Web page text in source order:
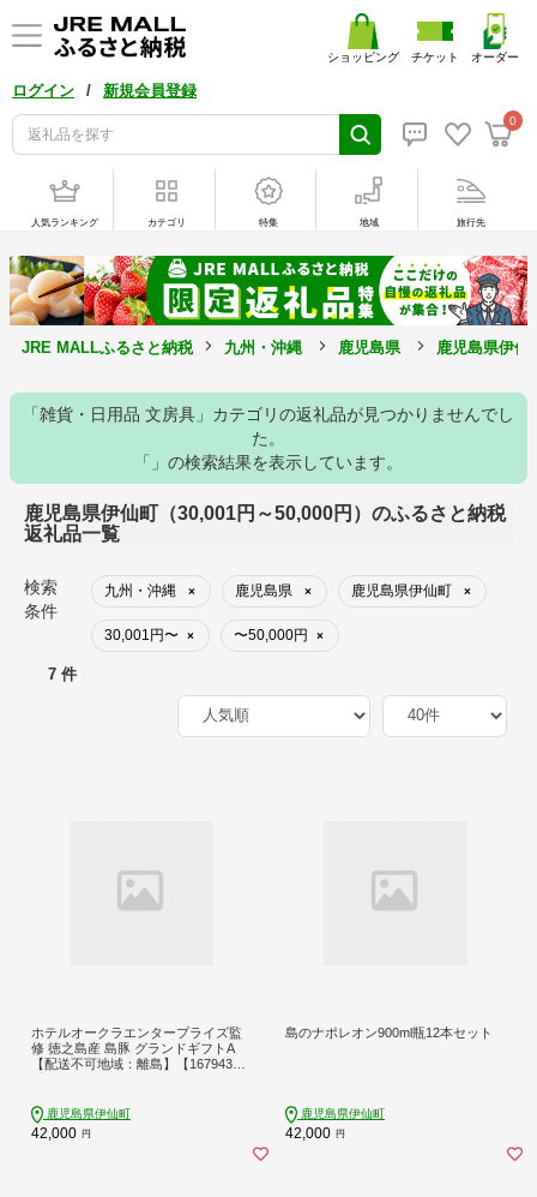
ログイン / 新規会員登録
0
ショッピング チケット オーダー
人気ランキング カテゴリ 特集 地域 旅行先
JRE MALLふるさと納税 九州・沖縄 鹿児島県 鹿児島県伊仙
「雑貨・日用品 文房具」カテゴリの返礼品が見つかりませんでし
た。
「」の検索結果を表示しています。
鹿児島県伊仙町（30,001円～50,000円）のふるさと納税
返礼品一覧
検索
条件
九州・沖縄 × 鹿児島県 × 鹿児島県伊仙町 ×
30,001円〜 × 〜50,000円 ×
7 件
ホテルオークラエンタープライズ監
修 徳之島産 島豚 グランドギフトA
【配送不可地域：離島】【167943
鹿児島県伊仙町
42,000 円
島のナポレオン900ml瓶12本セット
鹿児島県伊仙町
42,000 円